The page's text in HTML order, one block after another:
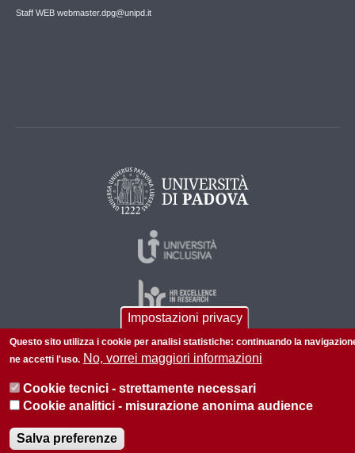
Staff WEB webmaster.dpg@unipd.it
© 2026 Università di Padova - Tutti i diritti riservati
P.I. 00742430283 C.F. 80006480281
Informazioni su questo sito Privacy policy
Impostazioni privacy
Questo sito utilizza i cookie per analisi statistiche: continuando la
ne accetti l'uso. No, vorrei maggiori informazioni
Cookie tecnici - strettamente necessari
Cookie analitici - misurazione anonima audience
Salva preferenze